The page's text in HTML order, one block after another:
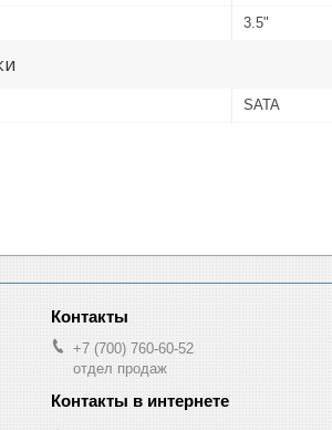
3.5"
SATA
+7 (700) 760-60-52
отдел продаж